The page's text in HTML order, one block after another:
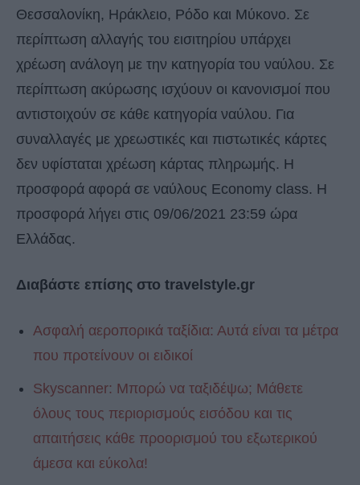
Θεσσαλονίκη, Ηράκλειο, Ρόδο και Μύκονο. Σε
περίπτωση αλλαγής του εισιτηρίου υπάρχει
χρέωση ανάλογη με την κατηγορία του ναύλου. Σε
περίπτωση ακύρωσης ισχύουν οι κανονισμοί που
αντιστοιχούν σε κάθε κατηγορία ναύλου. Για
συναλλαγές με χρεωστικές και πιστωτικές κάρτες
δεν υφίσταται χρέωση κάρτας πληρωμής. Η
προσφορά αφορά σε ναύλους Economy class. Η
προσφορά λήγει στις 09/06/2021 23:59 ώρα
Ελλάδας.
Διαβάστε επίσης στο travelstyle.gr
Ασφαλή αεροπορικά ταξίδια: Αυτά είναι τα μέτρα
που προτείνουν οι ειδικοί
Skyscanner: Μπορώ να ταξιδέψω; Μάθετε
όλους τους περιορισμούς εισόδου και τις
απαιτήσεις κάθε προορισμού του εξωτερικού
άμεσα και εύκολα!